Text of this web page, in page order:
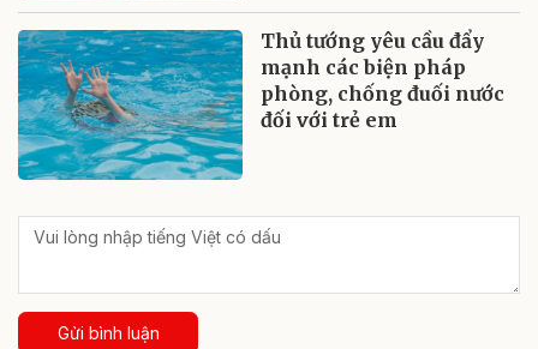
Thủ tướng yêu cầu đẩy
mạnh các biện pháp
phòng, chống đuối nước
đối với trẻ em
Gửi bình luận